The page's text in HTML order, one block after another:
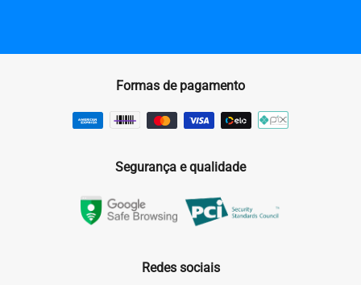
Formas de pagamento
Segurança e qualidade
Redes sociais